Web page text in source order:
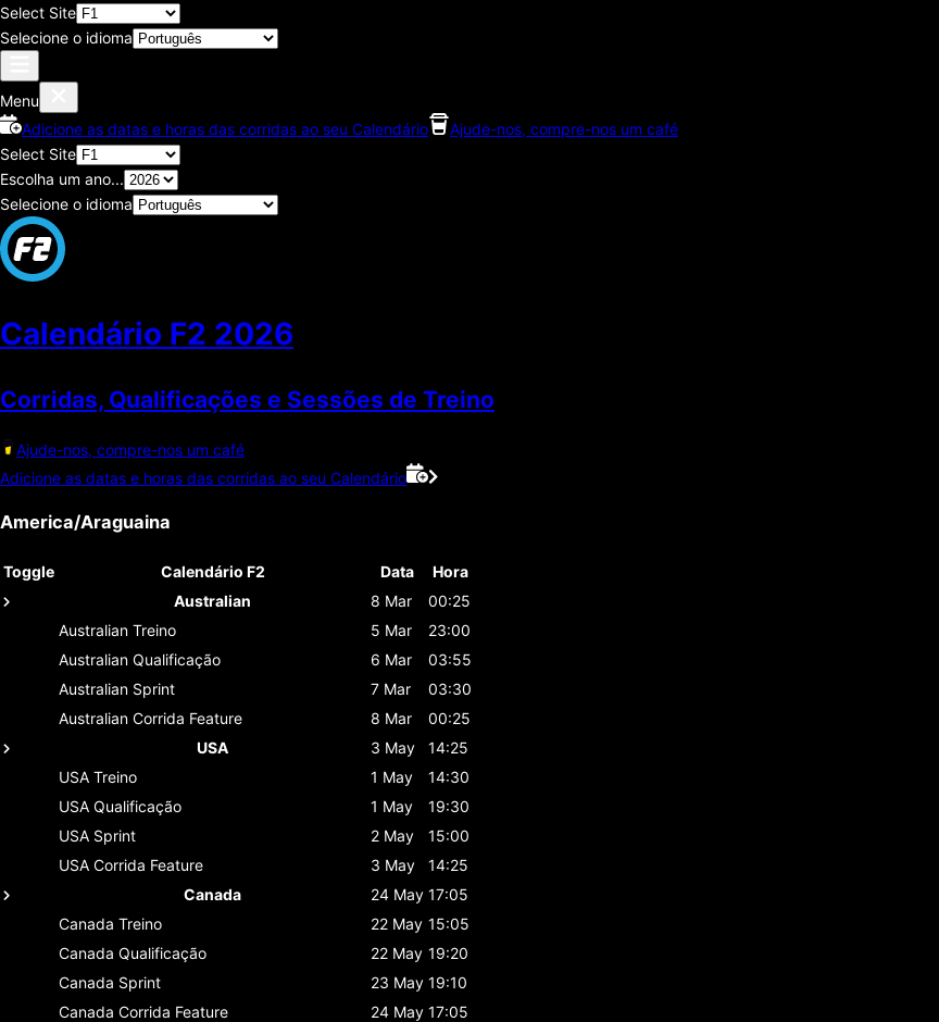
Select Site
Selecione o idioma
Menu
Adicione as datas e horas das corridas ao seu Calendário
Ajude-nos, compre-nos um café
Select Site
Escolha um ano...
Selecione o idioma
Calendário F2 2026
Corridas, Qualificações e Sessões de Treino
Ajude-nos, compre-nos um café
Adicione as datas e horas das corridas ao seu Calendário
America/Araguaina
Toggle Calendário F2 Data
Hora
Australian
8 Mar
00:25
Australian Treino 5 Mar
23:00
Australian Qualificação 6 Mar
03:55
Australian Sprint 7 Mar
03:30
Australian Corrida Feature 8 Mar
00:25
USA
3 May
14:25
USA Treino 1 May
14:30
USA Qualificação 1 May
19:30
USA Sprint 2 May
15:00
USA Corrida Feature 3 May
14:25
Canada
24 May 17:05
Canada Treino 22 May 15:05
Canada Qualificação 22 May 19:20
Canada Sprint 23 May 19:10
Canada Corrida Feature 24 May 17:05